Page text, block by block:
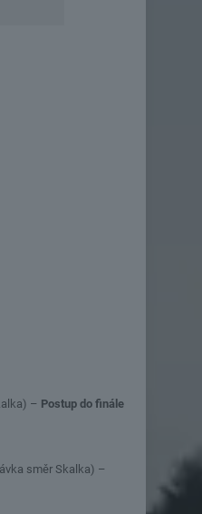
– Postup do finále
směr Skalka) –